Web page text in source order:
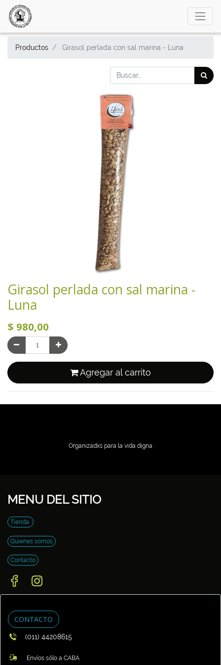
Productos Girasol perlada con sal marina - Luna
Girasol perlada con sal marina -
Luna
$ 980,00
Agregar al carrito
Organizadxs para la vida digna
MENU DEL SITIO
Tienda
Quienes somos
Contacto
CONTACTO
(011) 44208615
Envíos sólo a CABA